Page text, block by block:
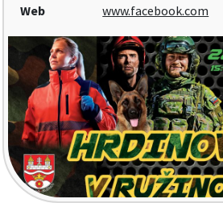
Web
www.facebook.com